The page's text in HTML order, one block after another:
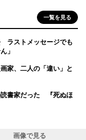
一覧を見る
ラストメッセージでも
」
家、二人の「違い」と
読書家だった 『死ぬほ
画像で見る